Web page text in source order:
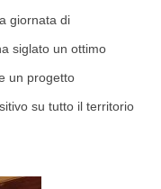
giornata di
siglato un ottimo
un progetto
su tutto il territorio